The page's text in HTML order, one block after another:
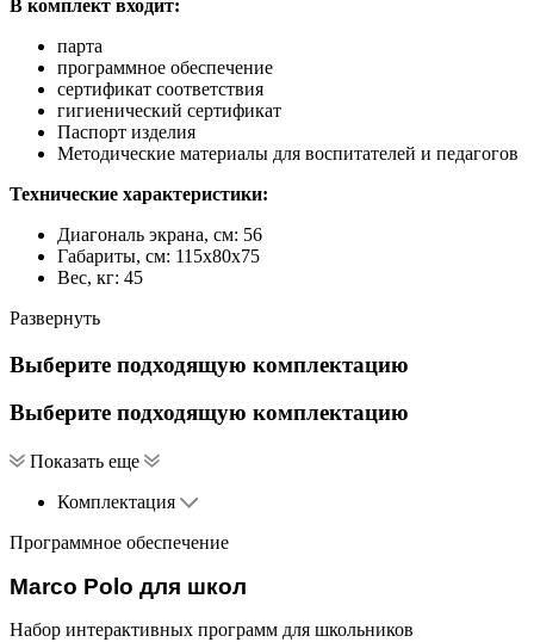
В комплект входит:
парта
программное обеспечение
сертификат соответствия
гигиенический сертификат
Паспорт изделия
Методические материалы для воспитателей и педагогов
Технические характеристики:
Диагональ экрана, см: 56
Габариты, см: 115x80x75
Вес, кг: 45
Развернуть
Выберите подходящую комплектацию
Выберите подходящую комплектацию
Показать еще
Комплектация
Программное обеспечение
Marco Polo для школ
Набор интерактивных программ для школьников